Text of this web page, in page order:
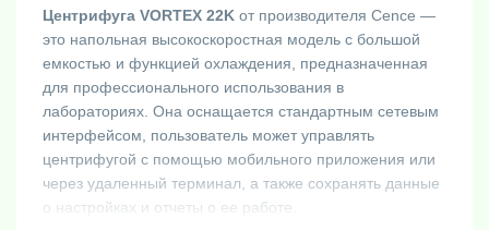
Центрифуга VORTEX 22K от производителя Cence —
это напольная высокоскоростная модель с большой
емкостью и функцией охлаждения, предназначенная
для профессионального использования в
лабораториях. Она оснащается стандартным сетевым
интерфейсом, пользователь может управлять
центрифугой с помощью мобильного приложения или
через удаленный терминал, а также сохранять данные
о настройках и отчеты о ее работе.